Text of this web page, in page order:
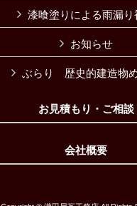
漆喰塗りによる雨漏り
お知らせ
ぶらり 歴史的建造物
お見積もり・ご相談
会社概要